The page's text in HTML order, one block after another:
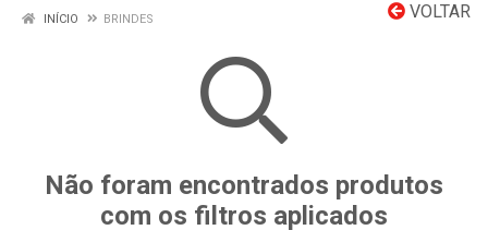
VOLTAR
INÍCIO BRINDES
Não foram encontrados produtos
com os filtros aplicados